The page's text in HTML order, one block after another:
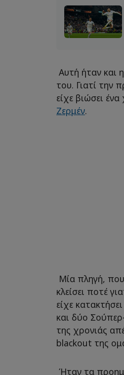
Αυτή ήταν και
του. Γιατί την
είχε βιώσει
Ζερμέν.
Μία πληγή,
κλείσει ποτέ
είχε
και δύο
της χρονιάς
blackout της
Ήταν τα